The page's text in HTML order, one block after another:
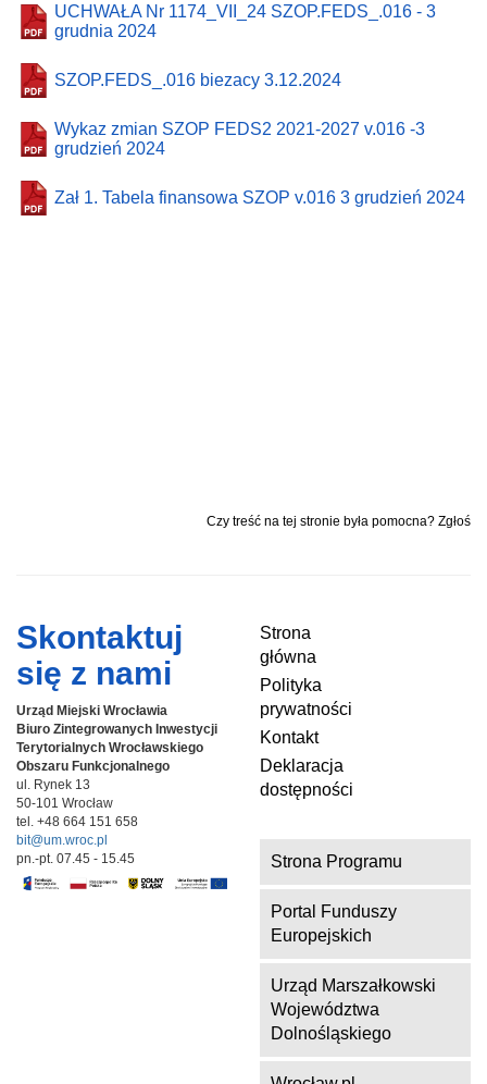
UCHWAŁA Nr 1174_VII_24 SZOP.FEDS_.016 - 3
grudnia 2024
SZOP.FEDS_.016 biezacy 3.12.2024
Wykaz zmian SZOP FEDS2 2021-2027 v.016 -3
grudzień 2024
Zał 1. Tabela finansowa SZOP v.016 3 grudzień 2024
Czy treść na tej stronie była pomocna? Zgłoś
Skontaktuj
się z nami
Urząd Miejski Wrocławia
Biuro Zintegrowanych Inwestycji
Terytorialnych Wrocławskiego
Obszaru Funkcjonalnego
ul. Rynek 13
50-101 Wrocław
tel. +48 664 151 658
bit@um.wroc.pl
pn.-pt. 07.45 - 15.45
Strona
główna
Polityka
prywatności
Kontakt
Deklaracja
dostępności
Strona Programu
Portal Funduszy
Europejskich
Urząd Marszałkowski
Województwa
Dolnośląskiego